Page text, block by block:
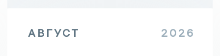
АВГУСТ 2026